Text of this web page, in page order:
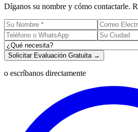
Díganos su nombre y cómo contactarle.
Solicitar Evaluación Gratuita →
o escríbanos directamente